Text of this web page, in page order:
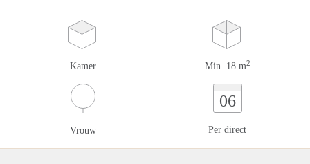
Kamer Min. 18 m2
Vrouw
06
Per direct